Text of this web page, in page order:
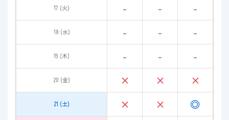
17 (火) - - -
18 (水) - - -
19 (木) - - -
20 (金) × × ×
21 (土) × × ◎